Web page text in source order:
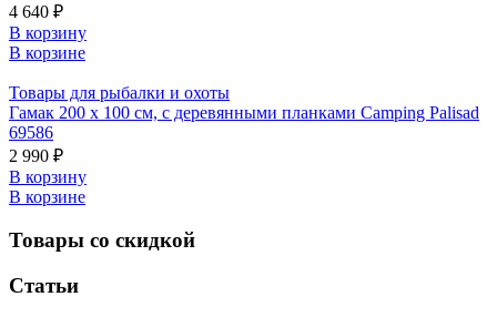
4 640 ₽
В корзину
В корзине
Товары для рыбалки и охоты
Гамак 200 х 100 см, с деревянными планками Camping Palisad
69586
2 990 ₽
В корзину
В корзине
Товары со скидкой
Статьи